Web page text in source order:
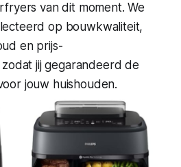
van dit moment. We
op bouwkwaliteit,
en prijs-
jij gegarandeerd de
jouw huishouden.